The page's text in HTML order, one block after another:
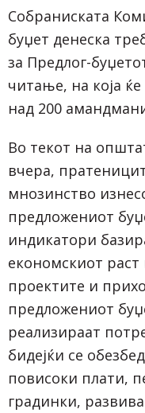
Собраниската
буџет денеска
за Предлог-
читање, на која
над 200
Во текот на
вчера,
мнозинство
предложениот
индикатори
економскиот раст
проектите и
предложениот
реализираат
бидејќи се
повисоки плати,
градинки,